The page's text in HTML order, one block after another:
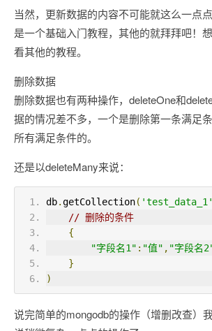
当然，更新数据的内容不可能就这么一点
是一个基础入门教程，其他的就拜拜吧！
看其他的教程。
删除数据
删除数据也有两种操作，deleteOne和
据的情况差不多，一个是删除第一条满足
所有满足条件的。
还是以deleteMany来说：
db.getCollection( 'test_data_1'
// 删除的条件
{
"字段名1" : "值" , "字段名
}
)
说完简单的mongodb的操作（增删改查）